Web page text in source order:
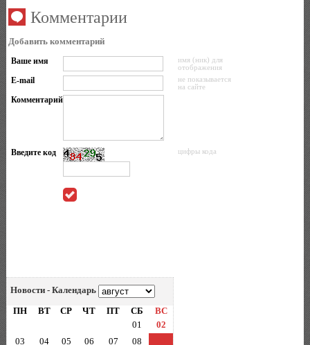
Комментарии
Добавить комментарий
Ваше имя
имя (ник) для
отображения
E-mail
не показывается
на сайте
Комментарий
Введите код цифры кода
Новости - Календарь
ПН
ВТ СР ЧТ ПТ СБ
ВС
01
02
03
04 05 06 07 08